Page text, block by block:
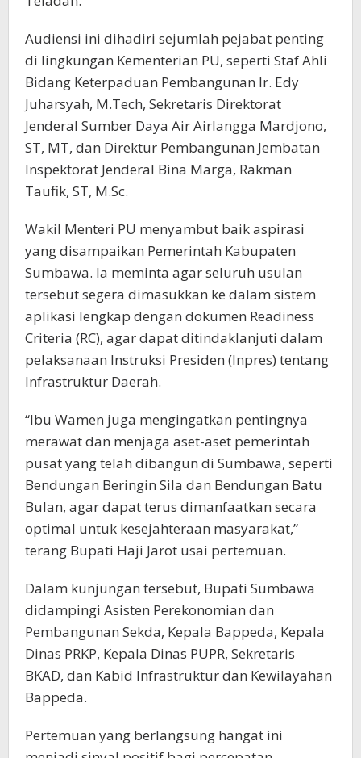
Audiensi ini dihadiri sejumlah pejabat penting
di lingkungan Kementerian PU, seperti Staf Ahli
Bidang Keterpaduan Pembangunan Ir. Edy
Juharsyah, M.Tech, Sekretaris Direktorat
Jenderal Sumber Daya Air Airlangga Mardjono,
ST, MT, dan Direktur Pembangunan Jembatan
Inspektorat Jenderal Bina Marga, Rakman
Taufik, ST, M.Sc.
Wakil Menteri PU menyambut baik aspirasi
yang disampaikan Pemerintah Kabupaten
Sumbawa. Ia meminta agar seluruh usulan
tersebut segera dimasukkan ke dalam sistem
aplikasi lengkap dengan dokumen Readiness
Criteria (RC), agar dapat ditindaklanjuti dalam
pelaksanaan Instruksi Presiden (Inpres) tentang
Infrastruktur Daerah.
“Ibu Wamen juga mengingatkan pentingnya
merawat dan menjaga aset-aset pemerintah
pusat yang telah dibangun di Sumbawa, seperti
Bendungan Beringin Sila dan Bendungan Batu
Bulan, agar dapat terus dimanfaatkan secara
optimal untuk kesejahteraan masyarakat,”
terang Bupati Haji Jarot usai pertemuan.
Dalam kunjungan tersebut, Bupati Sumbawa
didampingi Asisten Perekonomian dan
Pembangunan Sekda, Kepala Bappeda, Kepala
Dinas PRKP, Kepala Dinas PUPR, Sekretaris
BKAD, dan Kabid Infrastruktur dan Kewilayahan
Bappeda.
Pertemuan yang berlangsung hangat ini